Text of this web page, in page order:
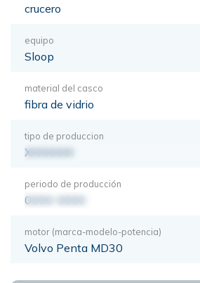
crucero
equipo
Sloop
material del casco
fibra de vidrio
tipo de produccion
XXXXXXX
periodo de producción
0000-0000
motor (marca-modelo-potencia)
Volvo Penta MD30